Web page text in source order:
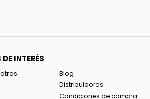
DE INTERÉS
Blog
Distribuidores
Condiciones de compra